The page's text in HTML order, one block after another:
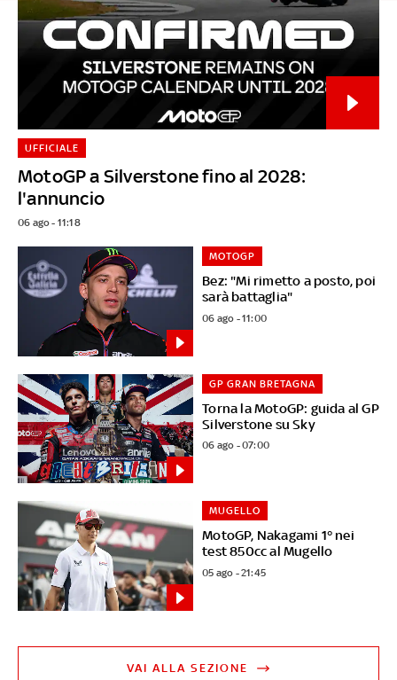
MotoGP a Silverstone fino al 2028:
l'annuncio
UFFICIALE
06 ago - 11:18
Bez: "Mi rimetto a posto, poi
sarà battaglia"
MOTOGP
06 ago - 11:00
Torna la MotoGP: guida al GP
Silverstone su Sky
GP GRAN BRETAGNA
06 ago - 07:00
MotoGP, Nakagami 1° nei
test 850cc al Mugello
MUGELLO
05 ago - 21:45
VAI ALLA SEZIONE